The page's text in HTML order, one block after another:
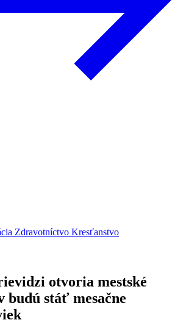
Zdravotníctvo Kresťanstvo
otvoria mestské
budú stáť mesačne